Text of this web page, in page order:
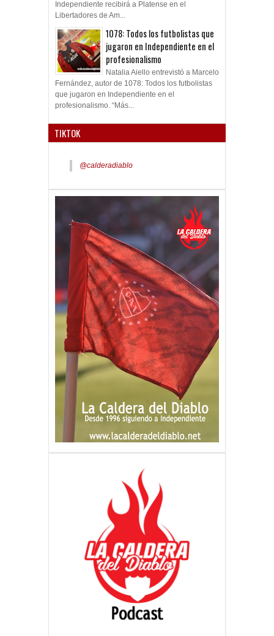
Independiente recibirá a Platense en el
Libertadores de Am...
1078: Todos los futbolistas que
jugaron en Independiente en el
profesionalismo
Natalia Aiello entrevistó a Marcelo
Fernández, autor de 1078: Todos los futbolistas
que jugaron en Independiente en el
profesionalismo. “Más...
TIKTOK
@calderadiablo